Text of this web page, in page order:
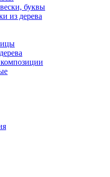
буквы
из дерева